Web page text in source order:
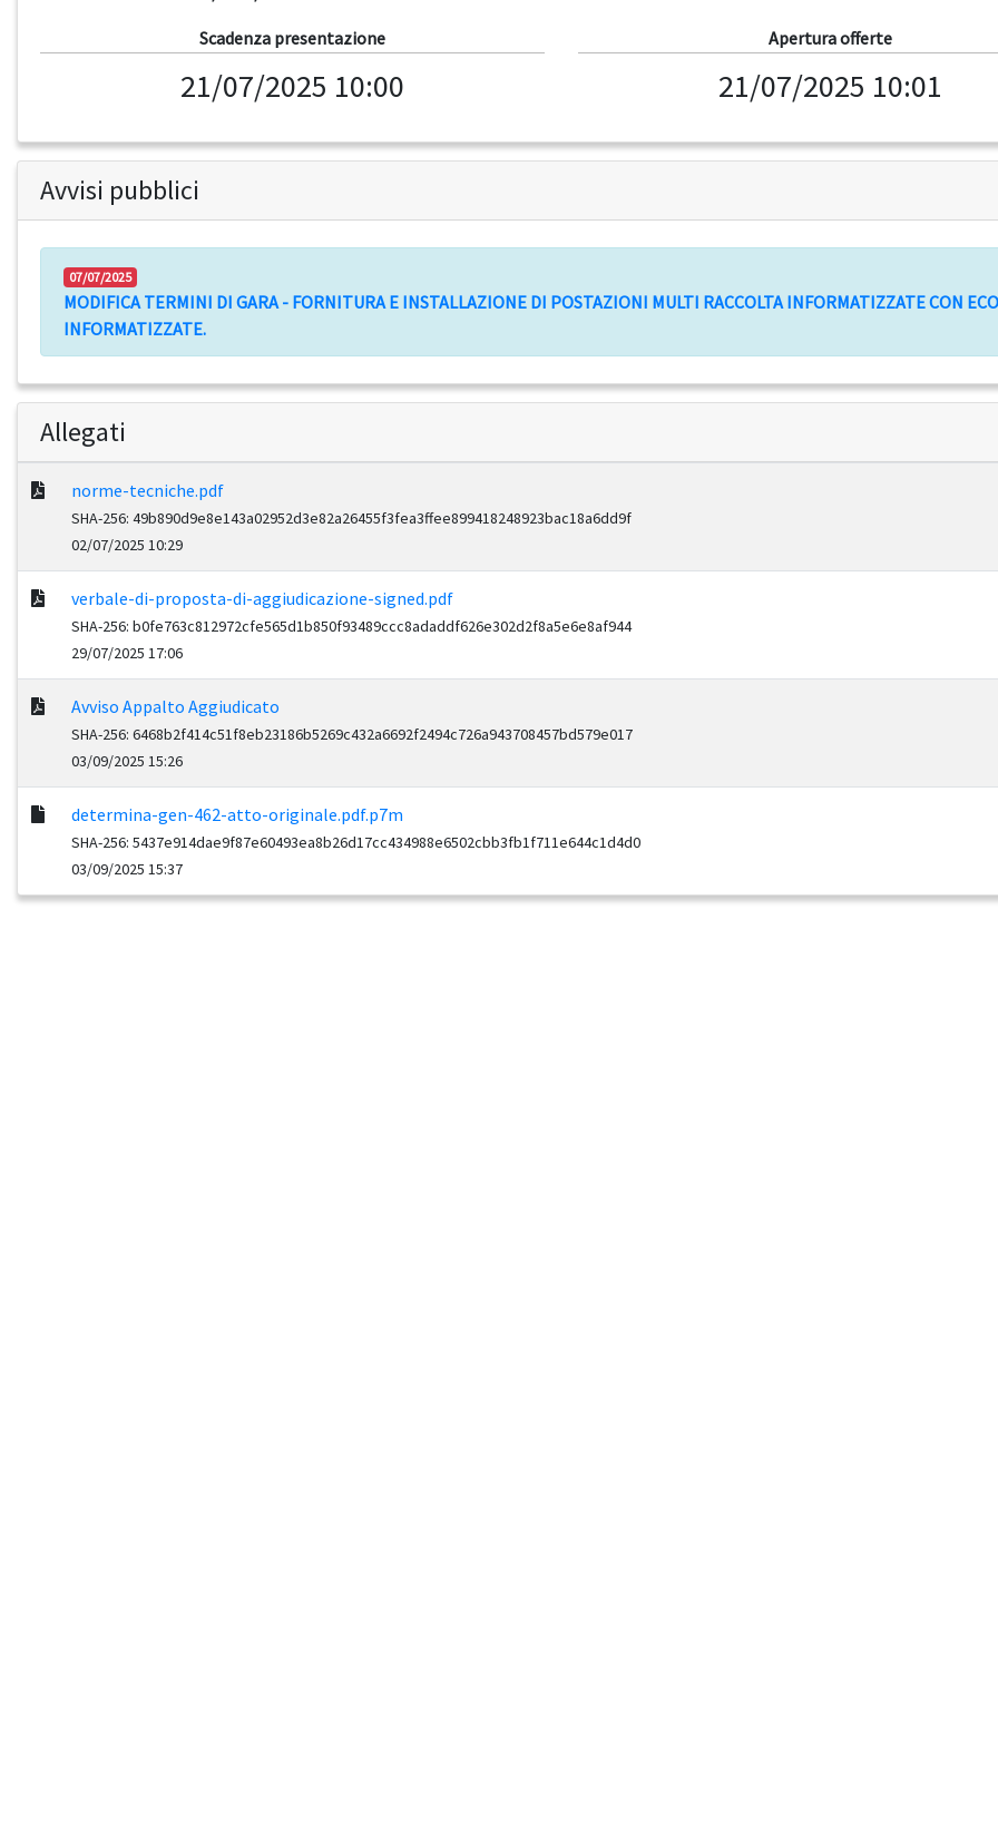
Scadenza presentazione
21/07/2025 10:00
Apertura offerte
21/07/2025 10:01
Avvisi pubblici
07/07/2025
MODIFICA TERMINI DI GARA - FORNITURA E INSTALLAZIONE DI POSTAZIONI MULTI RACCOLTA INFORMATIZZATE CON
INFORMATIZZATE.
Allegati
norme-tecniche.pdf
SHA-256: 49b890d9e8e143a02952d3e82a26455f3fea3ffee899418248923bac18a6dd9f
02/07/2025 10:29
verbale-di-proposta-di-aggiudicazione-signed.pdf
SHA-256: b0fe763c812972cfe565d1b850f93489ccc8adaddf626e302d2f8a5e6e8af944
29/07/2025 17:06
Avviso Appalto Aggiudicato
SHA-256: 6468b2f414c51f8eb23186b5269c432a6692f2494c726a943708457bd579e017
03/09/2025 15:26
determina-gen-462-atto-originale.pdf.p7m
SHA-256: 5437e914dae9f87e60493ea8b26d17cc434988e6502cbb3fb1f711e644c1d4d0
03/09/2025 15:37